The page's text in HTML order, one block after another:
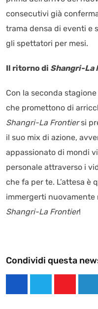
consecutivi già
trama densa di eventi e
gli spettatori per mesi.
Il ritorno di Shangri-La
Con la seconda
che promettono di
Shangri-La Frontiersi
il suo mix di azione,
appassionato di mondi
personale attraverso i
che fa per te. L’attesa è
immergerti nuovamente
Shangri-La Frontier!
Condividi questa